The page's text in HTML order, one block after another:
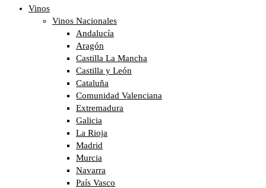
Vinos
Vinos Nacionales
Andalucía
Aragón
Castilla La Mancha
Castilla y León
Cataluña
Comunidad Valenciana
Extremadura
Galicia
La Rioja
Madrid
Murcia
Navarra
País Vasco